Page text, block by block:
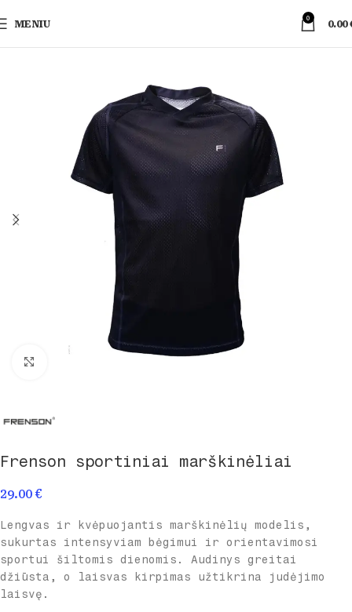
MENIU 0 0.00
Frenson sportiniai marškinėliai
29.00€
Lengvas ir kvėpuojantis marškinėlių modelis,
sukurtas intensyviam bėgimui ir orientavimosi
sportui šiltomis dienomis. Audinys greitai
džiūsta, o laisvas kirpimas užtikrina judėjimo
laisvę.